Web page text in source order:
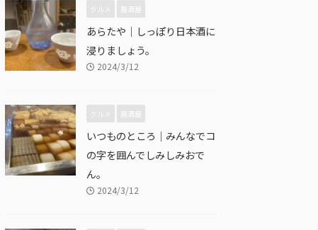
グルメ 居酒屋
あらたや｜しっぽり日本酒に
浸りましょう。
2024/3/12
グルメ 居酒屋
いつものところ｜みんなでコ
の字を囲んでしみしみおで
ん。
2024/3/12